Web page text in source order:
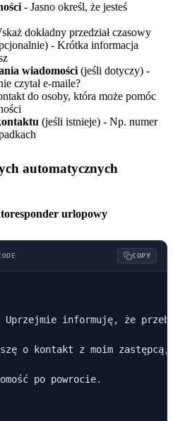
- Jasno określ, że jesteś
dokładny przedział czasowy
- Krótka informacja
wiadomości (jeśli dotyczy) -
czytał e-maile?
do osoby, która może pomóc
(jeśli istnieje) - Np. numer
automatycznych
urlopowy
COPY
Uprzejmie informuję, że
o kontakt z moim
po powrocie.